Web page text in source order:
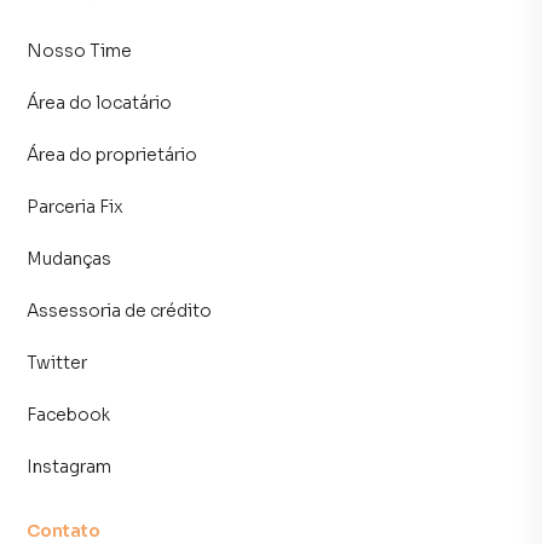
consequência uma maior chance de vender ou alugar seu
programadores, corretores treinados e uma central de
atendimento preparada para atender proprietários e
Nosso Time
Área do locatário
Área do proprietário
Parceria Fix
Mudanças
Assessoria de crédito
Twitter
Facebook
Instagram
Contato